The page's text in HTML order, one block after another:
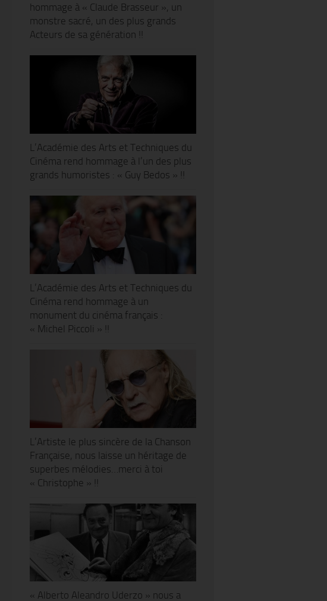
hommage à « Claude Brasseur », un
monstre sacré, un des plus grands
Acteurs de sa génération !!
L’Académie des Arts et Techniques du
Cinéma rend hommage à l’un des plus
grands humoristes : « Guy Bedos » !!
L’Académie des Arts et Techniques du
Cinéma rend hommage à un
monument du cinéma français :
« Michel Piccoli » !!
L’Artiste le plus sincère de la Chanson
Française, nous laisse un héritage de
superbes mélodies…merci à toi
« Christophe » !!
« Alberto Aleandro Uderzo » nous a